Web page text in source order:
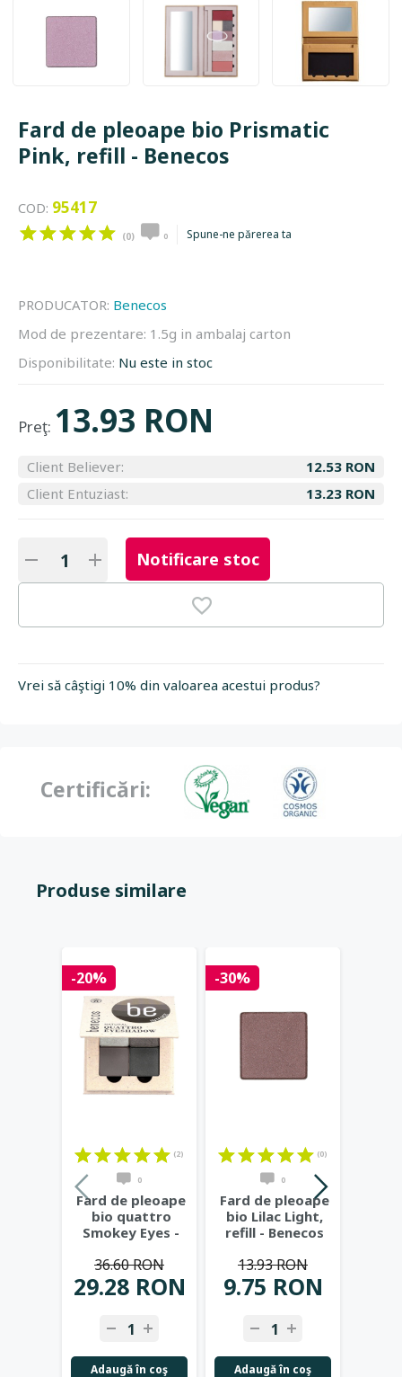
Fard de pleoape bio Prismatic
Pink, refill - Benecos
COD: 95417
(0) 0 Spune-ne părerea ta
PRODUCATOR: Benecos
Mod de prezentare: 1.5g in ambalaj carton
Disponibilitate: Nu este in stoc
Preţ: 13.93 RON
Client Believer:
12.53 RON
Client Entuziast:
13.23 RON
Notificare stoc
Vrei să câştigi 10% din valoarea acestui produs?
Certificări:
Produse similare
-20%
(2)
0
Fard de pleoape
bio quattro
Smokey Eyes -
29.28 RON
36.60 RON
Adaugă în coş
-30%
(0)
0
Fard de pleoape
bio Lilac Light,
refill - Benecos
9.75 RON
13.93 RON
Adaugă în coş